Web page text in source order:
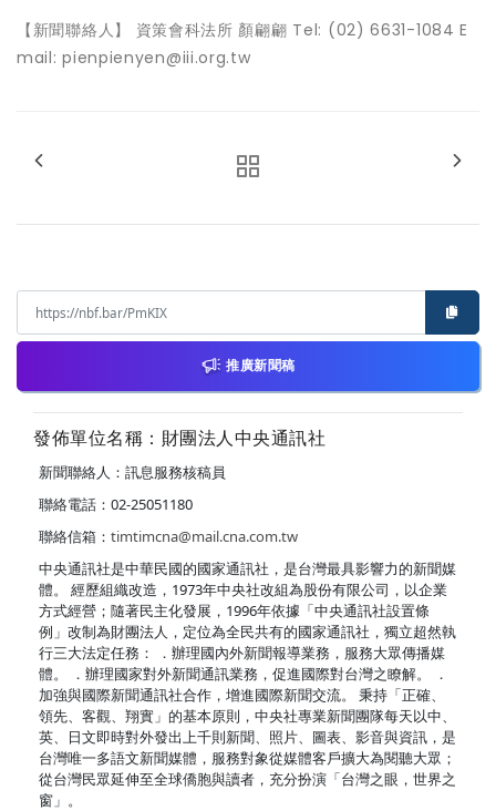
【新聞聯絡人】 資策會科法所 顏翩翩 Tel: (02) 6631-1084 E
mail: pienpienyen@iii.org.tw
推廣新聞稿
發佈單位名稱：財團法人中央通訊社
新聞聯絡人：訊息服務核稿員
聯絡電話：02-25051180
聯絡信箱： timtimcna@mail.cna.com.tw
中央通訊社是中華民國的國家通訊社，是台灣最具影響力的新聞媒
體。 經歷組織改造，1973年中央社改組為股份有限公司，以企業
方式經營；隨著民主化發展，1996年依據「中央通訊社設置條
例」改制為財團法人，定位為全民共有的國家通訊社，獨立超然執
行三大法定任務： ．辦理國內外新聞報導業務，服務大眾傳播媒
體。 ．辦理國家對外新聞通訊業務，促進國際對台灣之瞭解。 ．
加強與國際新聞通訊社合作，增進國際新聞交流。 秉持「正確、
領先、客觀、翔實」的基本原則，中央社專業新聞團隊每天以中、
英、日文即時對外發出上千則新聞、照片、圖表、影音與資訊，是
台灣唯一多語文新聞媒體，服務對象從媒體客戶擴大為閱聽大眾；
從台灣民眾延伸至全球僑胞與讀者，充分扮演「台灣之眼，世界之
窗」。